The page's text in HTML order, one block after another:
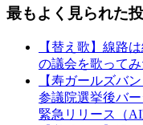
最もよく見られた
【替え歌】線路
の議会を歌ってみ
【寿ガールズバ
参議院選挙後バ
緊急リリース（